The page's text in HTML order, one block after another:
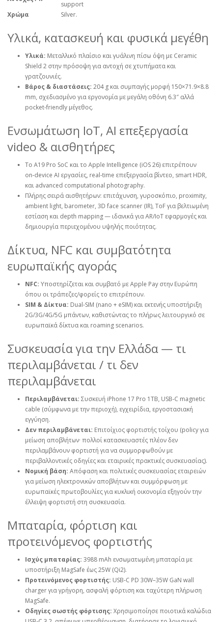
support
Χρώμα
Silver.
Υλικά, κατασκευή και φυσικά μεγέθη
Υλικά: Μεταλλικό πλαίσιο και γυάλινη πίσω όψη με Ceramic
Shield 2 στην πρόσοψη για αντοχή σε χτυπήματα και
γρατζουνιές.
Βάρος & διαστάσεις: 204 g και συμπαγής μορφή 150×71.9×8.8
mm, σχεδιασμένο για εργονομία με μεγάλη οθόνη 6.3″ αλλά
pocket‑friendly μέγεθος.
Ενσωμάτωση IoT, AI επεξεργασία
video & αισθητήρες
Το A19 Pro SoC και το Apple Intelligence (iOS 26) επιτρέπουν
on‑device AI εργασίες, real‑time επεξεργασία βίντεο, smart HDR,
και advanced computational photography.
Πλήρης σειρά αισθητήρων: επιτάχυνση, γυροσκόπιο, proximity,
ambient light, barometer, 3D face scanner (IR), ToF για βελτιωμένη
εστίαση και depth mapping — ιδανικά για AR/IoT εφαρμογές και
δημιουργία περιεχομένου υψηλής ποιότητας.
Δίκτυα, NFC και συμβατότητα
ευρωπαϊκής αγοράς
NFC: Υποστηρίζεται και συμβατό με Apple Pay στην Ευρώπη
όπου οι τράπεζες/φορείς το επιτρέπουν.
SIM & Δίκτυα: Dual‑SIM (nano + eSIM) και εκτενής υποστήριξη
2G/3G/4G/5G μπάντων, καθιστώντας το πλήρως λειτουργικό σε
ευρωπαϊκά δίκτυα και roaming scenarios.
Συσκευασία για την Ελλάδα — τι
περιλαμβάνεται / τι δεν
περιλαμβάνεται
Περιλαμβάνεται: Συσκευή iPhone 17 Pro 1TB, USB‑C magnetic
cable (σύμφωνα με την περιοχή), εγχειρίδια, εργοστασιακή
εγγύηση.
Δεν περιλαμβάνεται: Επιτοίχιος φορτιστής τοίχου (policy για
μείωση αποβλήτων· πολλοί κατασκευαστές πλέον δεν
περιλαμβάνουν φορτιστή για να συμμορφωθούν με
περιβαλλοντικές οδηγίες και εταιρικές πρακτικές συσκευασίας).
Νομική βάση: Απόφαση και πολιτικές συσκευασίας εταιρειών
για μείωση ηλεκτρονικών αποβλήτων και συμμόρφωση με
ευρωπαϊκές πρωτοβουλίες για κυκλική οικονομία εξηγούν την
έλλειψη φορτιστή στη συσκευασία.
Μπαταρία, φόρτιση και
προτεινόμενος φορτιστής
Ισχύς μπαταρίας: 3988 mAh ενσωματωμένη μπαταρία με
υποστήριξη MagSafe έως 25W (Qi2).
Προτεινόμενος φορτιστής: USB‑C PD 30W–35W GaN wall
charger για γρήγορη, ασφαλή φόρτιση και ταχύτερη πλήρωση
MagSafe.
Οδηγίες σωστής φόρτισης: Χρησιμοποίησε ποιοτικά καλώδια